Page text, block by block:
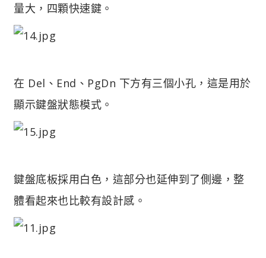
量大，四顆快速鍵。
在 Del、End、PgDn 下方有三個小孔，這是用於
顯示鍵盤狀態模式。
鍵盤底板採用白色，這部分也延伸到了側邊，整
體看起來也比較有設計感。